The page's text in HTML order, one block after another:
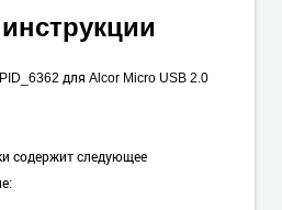
для Alcor Micro USB 2.0
содержит следующее